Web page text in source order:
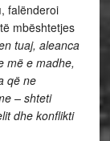
, falënderoi
mbështetjes
tuaj, aleanca
më e madhe,
që ne
– shteti
dhe konflikti